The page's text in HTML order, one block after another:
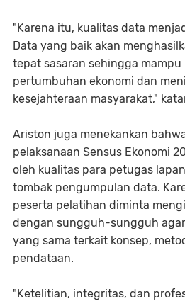
"Karena itu, kualitas data
Data yang baik akan
tepat sasaran sehingga mampu
pertumbuhan ekonomi dan
kesejahteraan masyarakat,"
Ariston juga menekankan
pelaksanaan Sensus Ekonomi
oleh kualitas para petugas
tombak pengumpulan data.
peserta pelatihan diminta
dengan sungguh-sungguh
yang sama terkait konsep,
pendataan.
"Ketelitian, integritas, dan